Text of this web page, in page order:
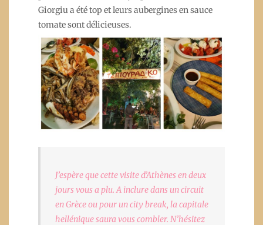
Giorgiu a été top et leurs aubergines en sauce
tomate sont délicieuses.
J’espère que cette visite d’Athènes en deux
jours vous a plu. A inclure dans un circuit
en Grèce ou pour un city break, la capitale
hellénique saura vous combler. N’hésitez